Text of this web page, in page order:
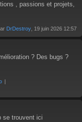
, passions et projets,
DrDestroy , 19 juin 2026 12:57
? Des bugs ?
se trouvent ici